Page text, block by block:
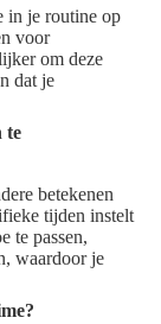
in je routine op
voor
om deze
dat je
te
betekenen
tijden instelt
te passen,
waardoor je